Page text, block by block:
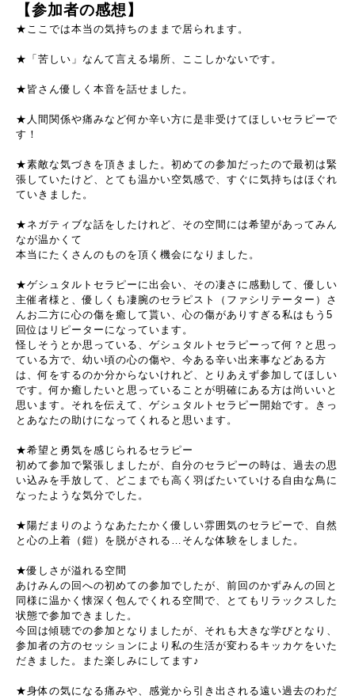
【参加者の感想】
★ここでは本当の気持ちのままで居られます。
★「苦しい」なんて言える場所、ここしかないです。
★皆さん優しく本音を話せました。
★人間関係や痛みなど何か辛い方に是非受けてほしいセラピーで
す！
★素敵な気づきを頂きました。初めての参加だったので最初は緊
張していたけど、とても温かい空気感で、すぐに気持ちはほぐれ
ていきました。
★ネガティブな話をしたけれど、その空間には希望があってみん
なが温かくて
本当にたくさんのものを頂く機会になりました。
★ゲシュタルトセラピーに出会い、その凄さに感動して、優しい
主催者様と、優しくも凄腕のセラピスト（ファシリテーター）さ
んお二方に心の傷を癒して貰い、心の傷がありすぎる私はもう5
回位はリピーターになっています。
怪しそうとか思っている、ゲシュタルトセラピーって何？と思っ
ている方で、幼い頃の心の傷や、今ある辛い出来事などある方
は、何をするのか分からないけれど、とりあえず参加してほしい
です。何か癒したいと思っていることが明確にある方は尚いいと
思います。それを伝えて、ゲシュタルトセラピー開始です。きっ
とあなたの助けになってくれると思います。
★希望と勇気を感じられるセラピー
初めて参加で緊張しましたが、自分のセラピーの時は、過去の思
い込みを手放して、どこまでも高く羽ばたいていける自由な鳥に
なったような気分でした。
★陽だまりのようなあたたかく優しい雰囲気のセラピーで、自然
と心の上着（鎧）を脱がされる…そんな体験をしました。
★優しさが溢れる空間
あけみんの回への初めての参加でしたが、前回のかずみんの回と
同様に温かく懐深く包んでくれる空間で、とてもリラックスした
状態で参加できました。
今回は傾聴での参加となりましたが、それも大きな学びとなり、
参加者の方のセッションにより私の生活が変わるキッカケをいた
だきました。また楽しみにしてます♪
★身体の気になる痛みや、感覚から引き出される遠い過去のわだ